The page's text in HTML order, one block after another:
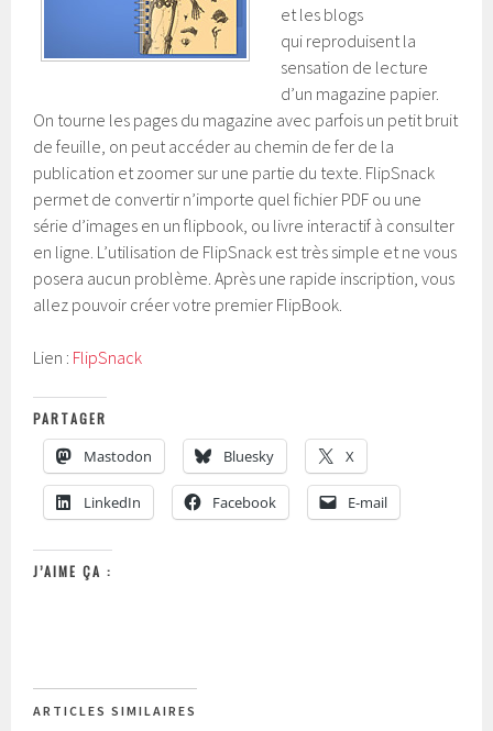
et les blogs
qui reproduisent la
sensation de lecture
d’un magazine papier.
On tourne les pages du magazine avec parfois un petit bruit
de feuille, on peut accéder au chemin de fer de la
publication et zoomer sur une partie du texte. FlipSnack
permet de convertir n’importe quel fichier PDF ou une
série d’images en un flipbook, ou livre interactif à consulter
en ligne. L’utilisation de FlipSnack est très simple et ne vous
posera aucun problème. Après une rapide inscription, vous
allez pouvoir créer votre premier FlipBook.
Lien : FlipSnack
PARTAGER
Mastodon Bluesky X
LinkedIn Facebook E-mail
J’AIME ÇA :
ARTICLES SIMILAIRES